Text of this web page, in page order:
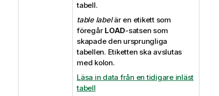
tabell.
table labelär en etikett som
föregår LOAD-satsen som
skapade den ursprungliga
tabellen. Etiketten ska avslutas
med kolon.
Läsa in data från en tidigare inläst
tabell